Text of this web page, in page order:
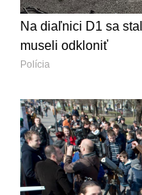
Na diaľnici D1 sa
museli odkloniť
Polícia